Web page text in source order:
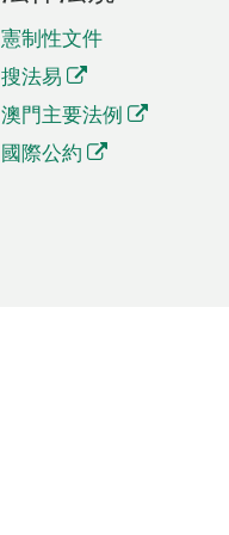
憲制性文件
搜法易
澳門主要法例
國際公約